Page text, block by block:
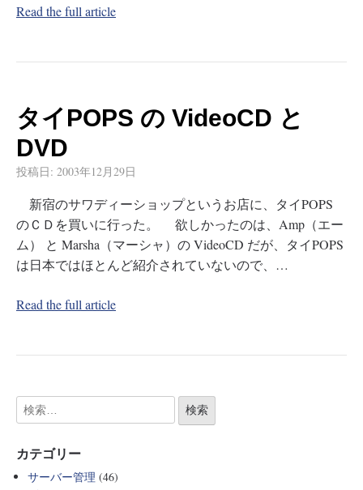
Read the full article
タイPOPS の VideoCD と
DVD
投稿日: 2003年12月29日
新宿のサワディーショップというお店に、タイPOPS
のＣＤを買いに行った。 欲しかったのは、Amp（エー
ム） と Marsha（マーシャ）の VideoCD だが、タイPOPS
は日本ではほとんど紹介されていないので、…
Read the full article
カテゴリー
サーバー管理 (46)